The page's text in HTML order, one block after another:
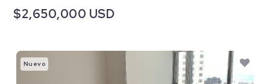
$2,650,000 USD
Nuevo